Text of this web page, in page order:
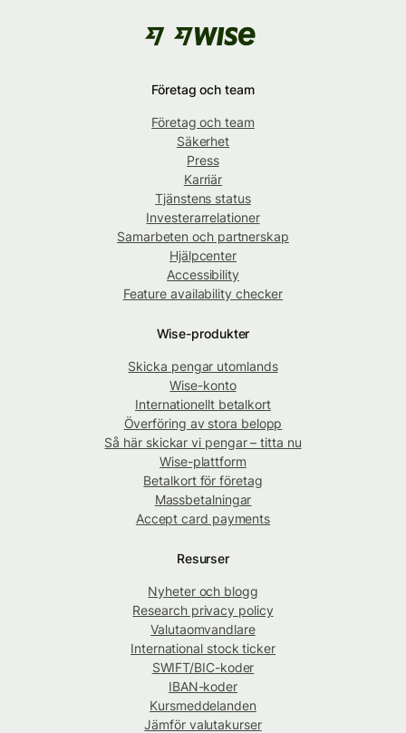
Företag och team
Företag och team
Säkerhet
Press
Karriär
Tjänstens status
Investerarrelationer
Samarbeten och partnerskap
Hjälpcenter
Accessibility
Feature availability checker
Wise-produkter
Skicka pengar utomlands
Wise-konto
Internationellt betalkort
Överföring av stora belopp
Så här skickar vi pengar – titta nu
Wise-plattform
Betalkort för företag
Massbetalningar
Accept card payments
Resurser
Nyheter och blogg
Research privacy policy
Valutaomvandlare
International stock ticker
SWIFT/BIC-koder
IBAN-koder
Kursmeddelanden
Jämför valutakurser